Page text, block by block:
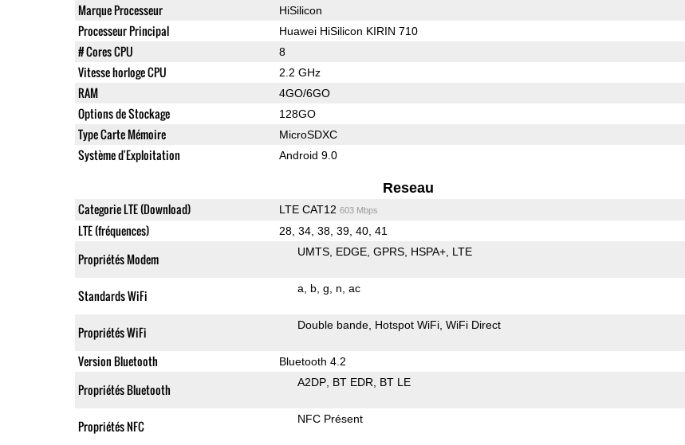
Marque Processeur HiSilicon
Processeur Principal Huawei HiSilicon KIRIN 710
# Cores CPU 8
Vitesse horloge CPU 2.2 GHz
RAM 4GO/6GO
Options de Stockage 128GO
Type Carte Mémoire MicroSDXC
Système d'Exploitation Android 9.0
Reseau
Categorie LTE (Download) LTE CAT12 603 Mbps
LTE (fréquences) 28, 34, 38, 39, 40, 41
Propriétés Modem UMTS EDGE GPRS HSPA+ LTE
Standards WiFi a b g n ac
Propriétés WiFi Double bande Hotspot WiFi WiFi Direct
Version Bluetooth Bluetooth 4.2
Propriétés Bluetooth A2DP BT EDR BT LE
Propriétés NFC NFC Présent